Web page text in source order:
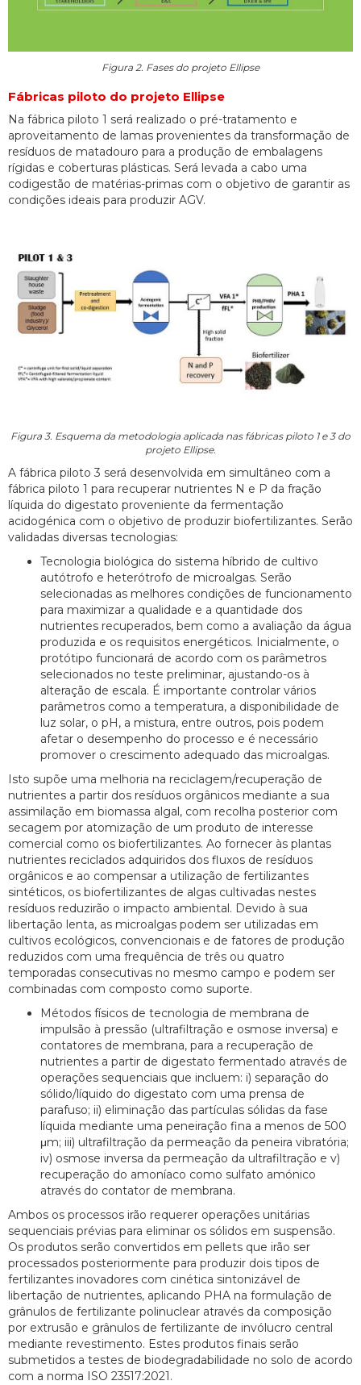
Figura 2. Fases do projeto Ellipse
Fábricas piloto do projeto Ellipse
Na fábrica piloto 1 será realizado o pré-tratamento e
aproveitamento de lamas provenientes da transformação de
resíduos de matadouro para a produção de embalagens
rígidas e coberturas plásticas. Será levada a cabo uma
codigestão de matérias-primas com o objetivo de garantir as
condições ideais para produzir AGV.
Figura 3. Esquema da metodologia aplicada nas fábricas piloto 1 e 3 do
projeto Ellipse.
A fábrica piloto 3 será desenvolvida em simultâneo com a
fábrica piloto 1 para recuperar nutrientes N e P da fração
líquida do digestato proveniente da fermentação
acidogénica com o objetivo de produzir biofertilizantes. Serão
validadas diversas tecnologias:
Tecnologia biológica do sistema híbrido de cultivo
autótrofo e heterótrofo de microalgas. Serão
selecionadas as melhores condições de funcionamento
para maximizar a qualidade e a quantidade dos
nutrientes recuperados, bem como a avaliação da água
produzida e os requisitos energéticos. Inicialmente, o
protótipo funcionará de acordo com os parâmetros
selecionados no teste preliminar, ajustando-os à
alteração de escala. É importante controlar vários
parâmetros como a temperatura, a disponibilidade de
luz solar, o pH, a mistura, entre outros, pois podem
afetar o desempenho do processo e é necessário
promover o crescimento adequado das microalgas.
Isto supõe uma melhoria na reciclagem/recuperação de
nutrientes a partir dos resíduos orgânicos mediante a sua
assimilação em biomassa algal, com recolha posterior com
secagem por atomização de um produto de interesse
comercial como os biofertilizantes. Ao fornecer às plantas
nutrientes reciclados adquiridos dos fluxos de resíduos
orgânicos e ao compensar a utilização de fertilizantes
sintéticos, os biofertilizantes de algas cultivadas nestes
resíduos reduzirão o impacto ambiental. Devido à sua
libertação lenta, as microalgas podem ser utilizadas em
cultivos ecológicos, convencionais e de fatores de produção
reduzidos com uma frequência de três ou quatro
temporadas consecutivas no mesmo campo e podem ser
combinadas com composto como suporte.
Métodos físicos de tecnologia de membrana de
impulsão à pressão (ultrafiltração e osmose inversa) e
contatores de membrana, para a recuperação de
nutrientes a partir de digestato fermentado através de
operações sequenciais que incluem: i) separação do
sólido/líquido do digestato com uma prensa de
parafuso; ii) eliminação das partículas sólidas da fase
líquida mediante uma peneiração fina a menos de 500
μm; iii) ultrafiltração da permeação da peneira vibratória;
iv) osmose inversa da permeação da ultrafiltração e v)
recuperação do amoníaco como sulfato amónico
através do contator de membrana.
Ambos os processos irão requerer operações unitárias
sequenciais prévias para eliminar os sólidos em suspensão.
Os produtos serão convertidos em pellets que irão ser
processados posteriormente para produzir dois tipos de
fertilizantes inovadores com cinética sintonizável de
libertação de nutrientes, aplicando PHA na formulação de
grânulos de fertilizante polinuclear através da composição
por extrusão e grânulos de fertilizante de invólucro central
mediante revestimento. Estes produtos finais serão
submetidos a testes de biodegradabilidade no solo de acordo
com a norma ISO 23517:2021.